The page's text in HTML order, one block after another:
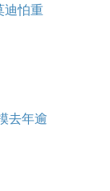
怕重
去年逾